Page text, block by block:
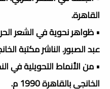
القاهرة.
• ظواهر نحوية في الشعر
عبد الصبور. الناشر مكتبة الخانجي
• من الأنماط التحويلية في
الخانجي بالقاهرة 1990 م.